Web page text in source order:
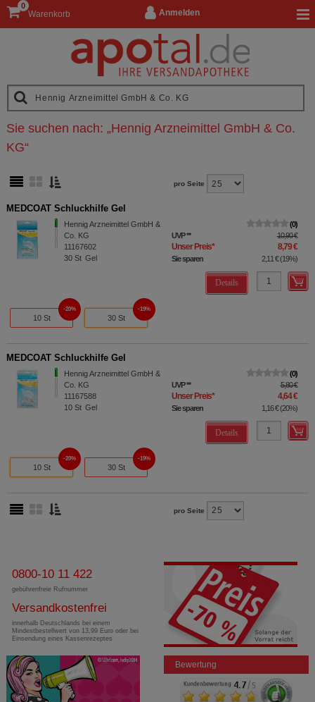
Anmelden
Warenkorb
0
Sie suchen nach: „Hennig Arzneimittel GmbH & Co.
KG“
pro Seite
MEDCOAT Schluckhilfe Gel
Hennig Arzneimittel GmbH &
Co. KG
11167602
30 St Gel
0
UVP** 10,90 €
Unser Preis* 8,79 €
Sie sparen 2,11 €(19%)
Details
10 St
20%
30 St
19%
MEDCOAT Schluckhilfe Gel
Hennig Arzneimittel GmbH &
Co. KG
11167588
10 St Gel
0
UVP** 5,80 €
Unser Preis* 4,64 €
Sie sparen 1,16 €(20%)
Details
10 St
20%
30 St
19%
pro Seite
0800-10 11 422
gebührenfreie Rufnummer
Versandkostenfrei
innerhalb Deutschlands bei einem
Mindestbestellwert von 13,99 Euro oder bei
Einsendung eines Kassenrezeptes
Bewertung